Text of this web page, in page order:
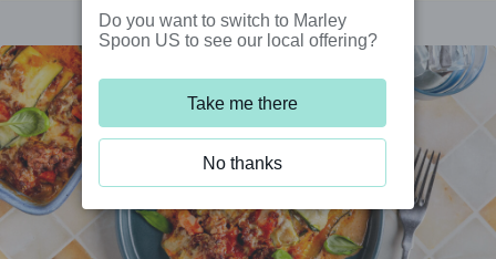
Do you want to switch to Marley
Spoon US to see our local offering?
Take me there
No thanks